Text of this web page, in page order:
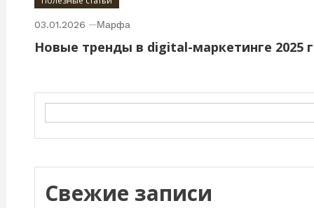
03.01.2026 Марфа
Новые тренды в digital-маркетинге 2025
Свежие записи